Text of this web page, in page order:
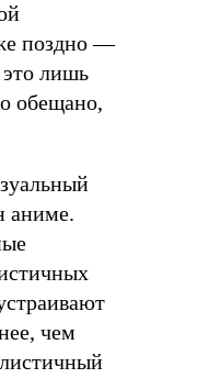
поздно —
лишь
обещано,
аниме.
чем